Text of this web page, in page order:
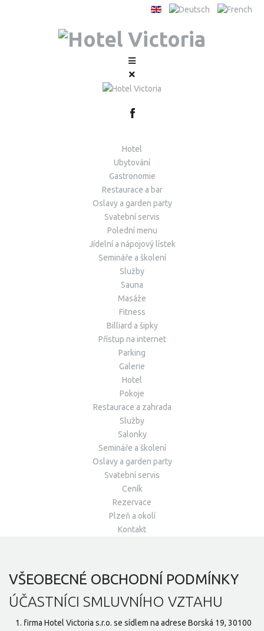
Hotel
Ubytování
Gastronomie
Restaurace a bar
Oslavy a garden party
Svatební servis
Polední menu
Jídelní a nápojový lístek
Semináře a školení
Služby
Sauna
Masáže
Fitness
Billiard a šipky
Přístup na internet
Parking
Galerie
Hotel
Pokoje
Restaurace a zahrada
Služby
Salonky
Semináře a školení
Oslavy a garden party
Svatební servis
Ceník
Rezervace
Plzeň a okolí
Kontakt
VŠEOBECNÉ OBCHODNÍ PODMÍNKY
ÚČASTNÍCI SMLUVNÍHO VZTAHU
firma Hotel Victoria s.r.o. se sídlem na adrese Borská 19, 30100